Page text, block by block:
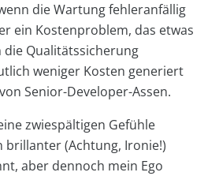
die Wartung fehleranfällig
ein Kostenproblem, das etwas
Qualitätssicherung
weniger Kosten generiert
Senior-Developer-Assen.
zwiespältigen Gefühle
brillanter (Achtung, Ironie!)
aber dennoch mein Ego